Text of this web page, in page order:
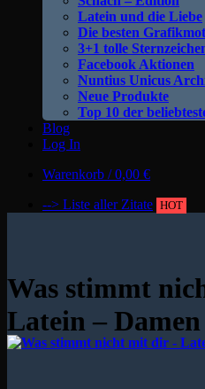
Latein und die Liebe
Die besten
3+1 tolle
Facebook Aktionen
Nuntius Unicus
Neue Produkte
Top 10 der
Blog
Log In
Warenkorb /0,00 €
--> Liste aller Zitate HOT
Was stimmt
Latein –